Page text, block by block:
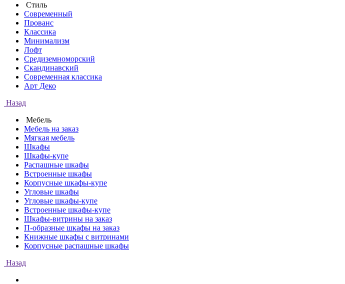
Стиль
Современный
Прованс
Классика
Минимализм
Лофт
Средиземноморский
Скандинавский
Современная классика
Арт Деко
Назад
Мебель
Мебель на заказ
Мягкая мебель
Шкафы
Шкафы-купе
Распашные шкафы
Встроенные шкафы
Корпусные шкафы-купе
Угловые шкафы
Угловые шкафы-купе
Встроенные шкафы-купе
Шкафы-витрины на заказ
П-образные шкафы на заказ
Книжные шкафы с витринами
Корпусные распашные шкафы
Назад